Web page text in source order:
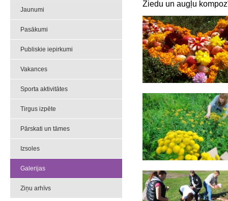
Jaunumi
Pasākumi
Publiskie iepirkumi
Vakances
Sporta aktivitātes
Tirgus izpēte
Pārskati un tāmes
Izsoles
Galerijas
Ziņu arhīvs
Ziedu un augļu